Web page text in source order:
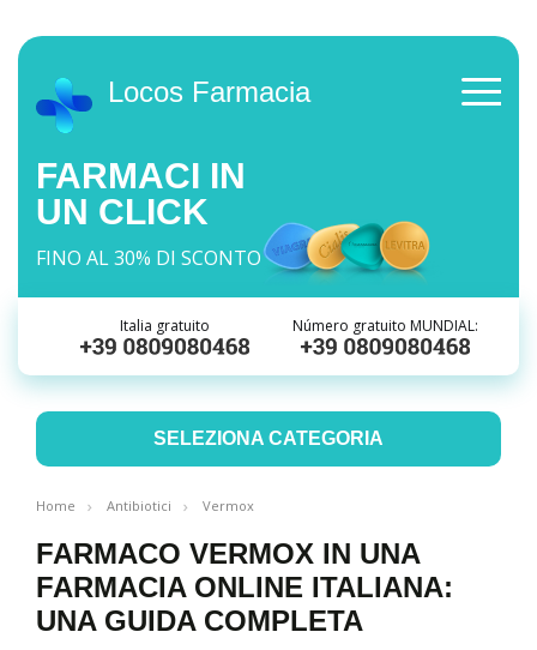
Locos Farmacia
FARMACI IN
UN CLICK
FINO AL 30% DI SCONTO
Italia gratuito Número gratuito MUNDIAL:
SELEZIONA CATEGORIA
Home Antibiotici Vermox
FARMACO VERMOX IN UNA
FARMACIA ONLINE ITALIANA:
UNA GUIDA COMPLETA